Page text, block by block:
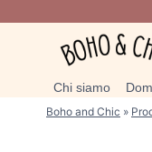
contenuto
Chi siamo
Boho and Chic »